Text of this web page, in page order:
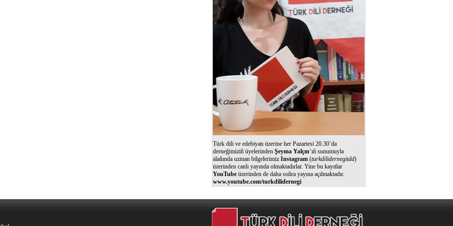
Türk dili ve edebiyatı üzerine her Pazartesi 20.30’da
derneğimiziñ üyelerinden Şeyma Yalçın‘ıñ sunumuyla
alañında uzman bilgelerimiz Instagram (turkdilidernegitdd)
üzerinden canlı yayında olmaktadırlar. Yine bu kayıtlar
YouTube üzerinden de daha soñra yayına açılmaktadır.
www.youtube.com/turkdilidernegi